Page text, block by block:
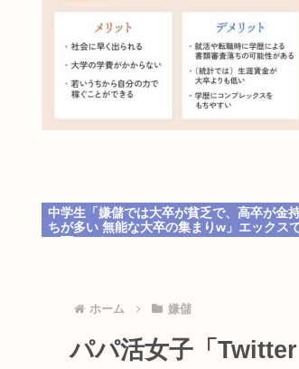
中学生「嫌儲では大卒が貧乏で、高卒が金
ちが多い 無能な大卒の集まりw」エックス
ホーム 嫌儲
パパ活女子「